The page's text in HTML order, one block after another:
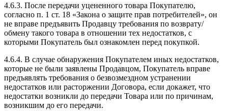
4.6.3. После передачи уцененного товара Покупателю,
согласно п. 1 ст. 18 «Закона о защите прав потребителей», он
не вправе предъявить Продавцу требования по возврату/
обмену такого товара в отношении тех недостатков, с
которыми Покупатель был ознакомлен перед покупкой.
4.6.4. В случае обнаружения Покупателем иных недостатков,
которые не были заявлены Продавцом, Покупатель вправе
предъявлять требования о безвозмездном устранении
недостатков или расторжении Договора, если докажет, что
недостатки возникли до передачи Товара или по причинам,
возникшим до его передачи.